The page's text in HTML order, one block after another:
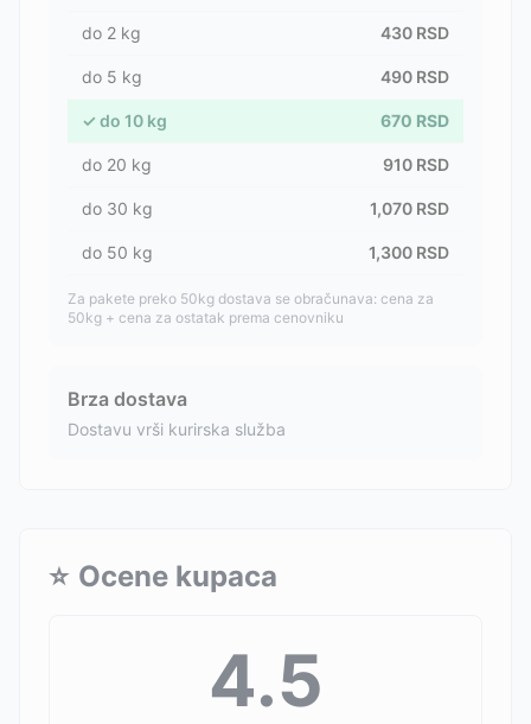
do 2 kg 430 RSD
do 5 kg 490 RSD
✓ do 10 kg 670 RSD
do 20 kg 910 RSD
do 30 kg 1,070 RSD
do 50 kg 1,300 RSD
Za pakete preko 50kg dostava se obračunava: cena za
50kg + cena za ostatak prema cenovniku
Brza dostava
Dostavu vrši kurirska služba
⭐ Ocene kupaca
4.5